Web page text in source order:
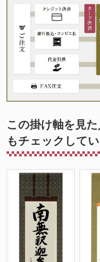
この掛け軸を見
もチェックしてい